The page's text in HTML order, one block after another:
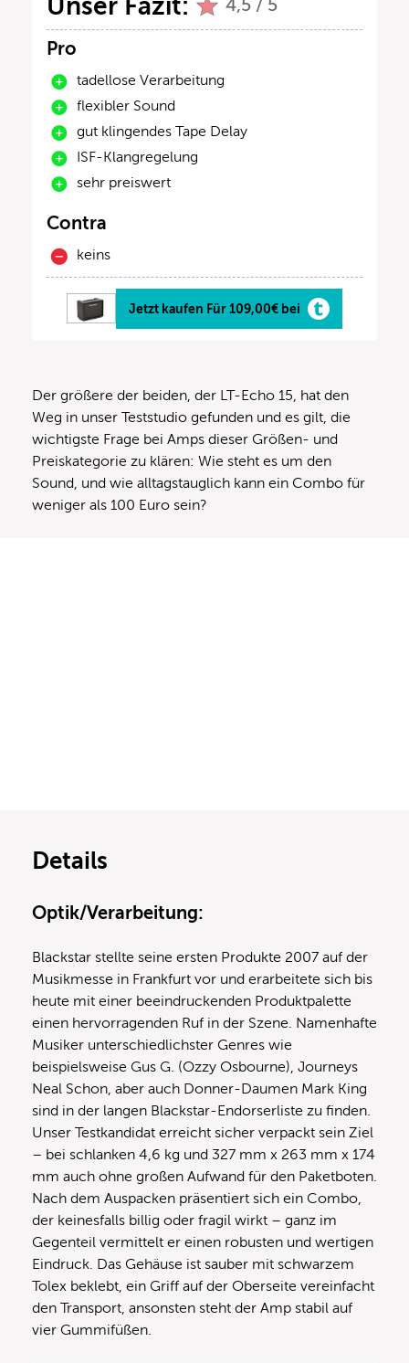
Unser Fazit: 4,5 / 5
Pro
tadellose Verarbeitung
flexibler Sound
gut klingendes Tape Delay
ISF-Klangregelung
sehr preiswert
Contra
keins
Jetzt kaufen Für 109,00€ bei
Der größere der beiden, der LT-Echo 15, hat den
Weg in unser Teststudio gefunden und es gilt, die
wichtigste Frage bei Amps dieser Größen- und
Preiskategorie zu klären: Wie steht es um den
Sound, und wie alltagstauglich kann ein Combo für
weniger als 100 Euro sein?
Details
Optik/Verarbeitung:
Blackstar stellte seine ersten Produkte 2007 auf der
Musikmesse in Frankfurt vor und erarbeitete sich bis
heute mit einer beeindruckenden Produktpalette
einen hervorragenden Ruf in der Szene. Namenhafte
Musiker unterschiedlichster Genres wie
beispielsweise Gus G. (Ozzy Osbourne), Journeys
Neal Schon, aber auch Donner-Daumen Mark King
sind in der langen Blackstar-Endorserliste zu finden.
Unser Testkandidat erreicht sicher verpackt sein Ziel
– bei schlanken 4,6 kg und 327 mm x 263 mm x 174
mm auch ohne großen Aufwand für den Paketboten.
Nach dem Auspacken präsentiert sich ein Combo,
der keinesfalls billig oder fragil wirkt – ganz im
Gegenteil vermittelt er einen robusten und wertigen
Eindruck. Das Gehäuse ist sauber mit schwarzem
Tolex beklebt, ein Griff auf der Oberseite vereinfacht
den Transport, ansonsten steht der Amp stabil auf
vier Gummifüßen.